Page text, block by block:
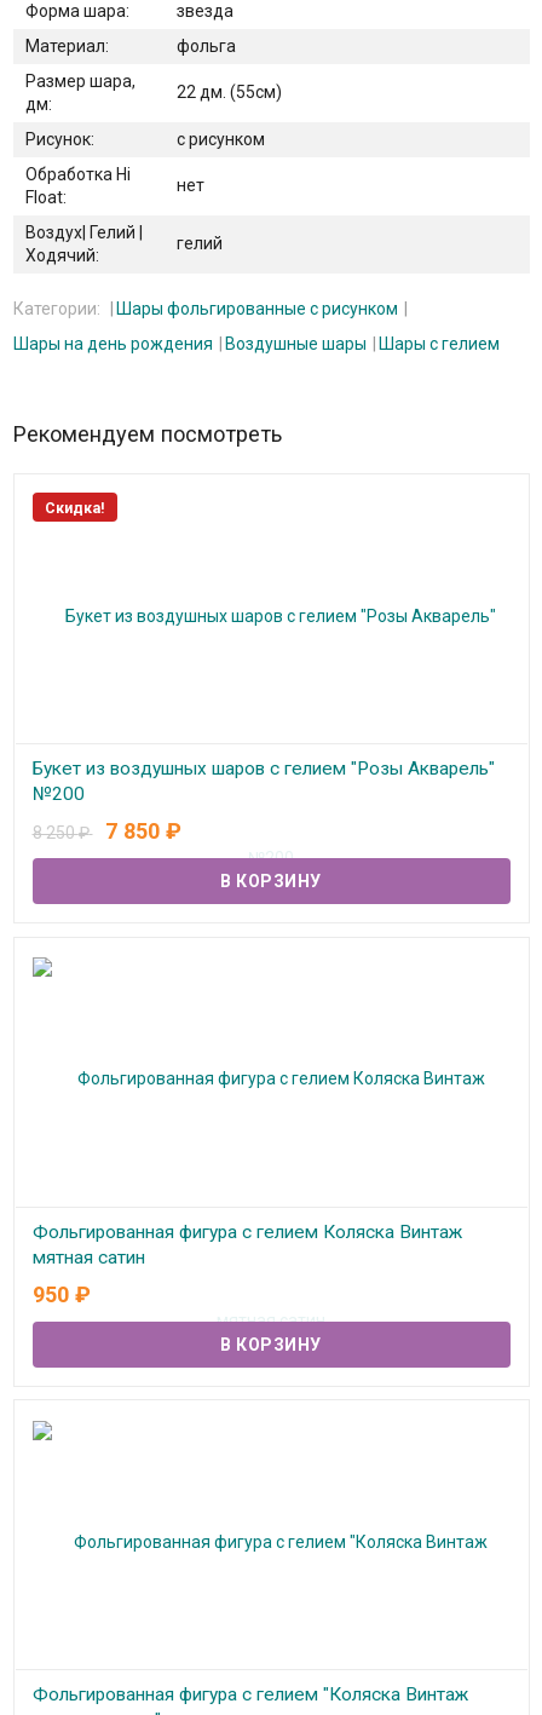
Форма шара:
звезда
Материал:
фольга
Размер шара,
дм:
22 дм. (55см)
Рисунок:
с рисунком
Обработка Hi
Float:
нет
Воздух| Гелий |
Ходячий:
гелий
Категории:
Шары фольгированные с рисунком
Шары на день рождения
Воздушные шары Шары с гелием
Рекомендуем посмотреть
Скидка!
Букет из воздушных шаров с гелием "Розы Акварель"
№200
В наличии
8 250₽ 7 850 ₽
Фольгированная фигура с гелием Коляска Винтаж
мятная сатин
В наличии
950 ₽
Фольгированная фигура с гелием "Коляска Винтаж